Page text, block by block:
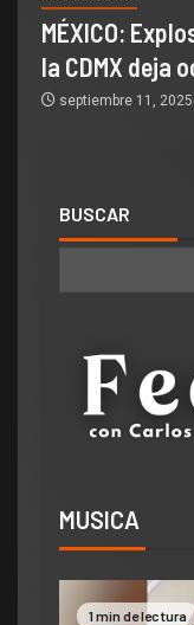
MÉXICO:
la CDMX deja
septiembre 11, 2025
BUSCAR
MUSICA
1 min de lectura